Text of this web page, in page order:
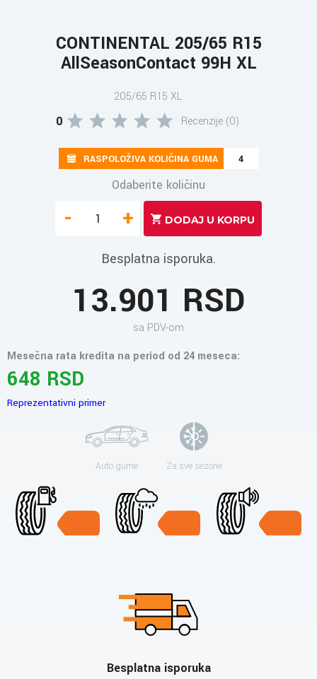
CONTINENTAL 205/65 R15
AllSeasonContact 99H XL
205/65 R15 XL
0 Recenzije (0)
RASPOLOŽIVA KOLIČINA GUMA 4
Odaberite količinu
- +
Besplatna isporuka.
13.901 RSD
sa PDV-om
Mesečna rata kredita na period od 24 meseca:
648 RSD
Reprezentativni primer
Auto gume Za sve sezone
Besplatna isporuka